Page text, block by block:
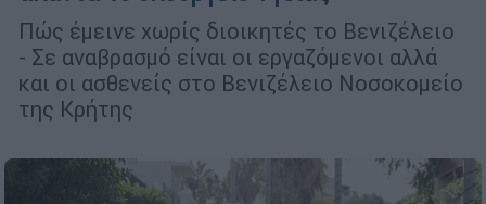
Πώς έμεινε χωρίς διοικητές το Βενιζέλειο
- Σε αναβρασμό είναι οι εργαζόμενοι αλλά
και οι ασθενείς στο Βενιζέλειο Νοσοκομείο
της Κρήτης